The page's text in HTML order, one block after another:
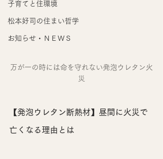
子育てと住環境
松本好司の住まい哲学
お知らせ・ＮＥＷＳ
万が一の時には命を守れない発泡ウレタン火
災
【発泡ウレタン断熱材】昼間に火災で
亡くなる理由とは